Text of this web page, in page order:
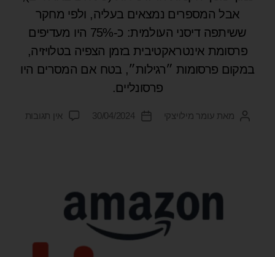
אבל המספרים נמצאים בעליה, ולפי מחקר
ששיתפה דיסני העולמית: כ-75% היו מעדיפים
פרסומת אינטראקטיבית בזמן הצפיה בטלויזיה,
במקום פרסומות ״רגילות״, בטח אם המסרים היו
פרסונליים.
מאת עומר מילויצקי 30/04/2024 אין תגובות